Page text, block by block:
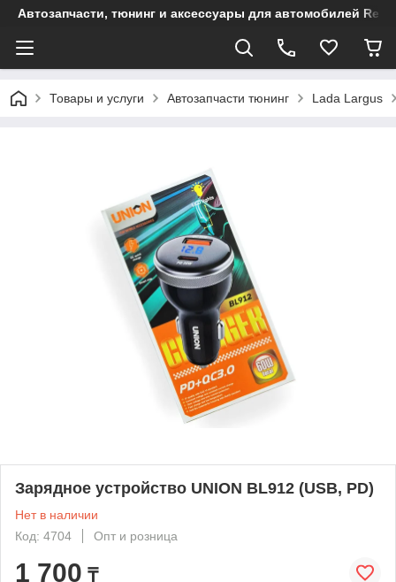
Автозапчасти, тюнинг и аксессуары для автомобилей
Товары и услуги Автозапчасти тюнинг Lada Largus
Зарядное устройство UNION BL912 (USB, PD)
Нет в наличии
Код: 4704
Опт и розница
1 700 ₸